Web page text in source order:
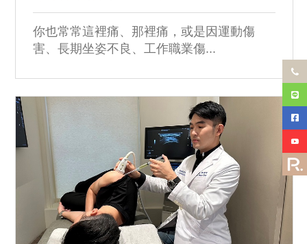
你也常常這裡痛、那裡痛，或是因運動傷
害、長期坐姿不良、工作職業傷...